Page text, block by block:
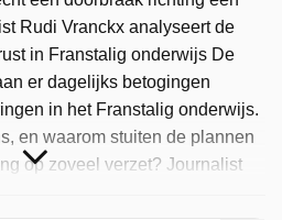
Rudi Vranckx analyseert de
in Franstalig onderwijs De
er dagelijks betogingen
in het Franstalig onderwijs.
en waarom stuiten de plannen
op zoveel verzet? Journalist